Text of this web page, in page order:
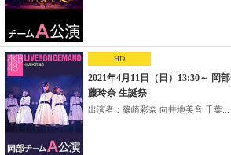
HD
2021年4月11日（日）13:30～ 岡
藤玲奈 生誕祭
出演者：篠崎彩奈 向井地美音 千葉...